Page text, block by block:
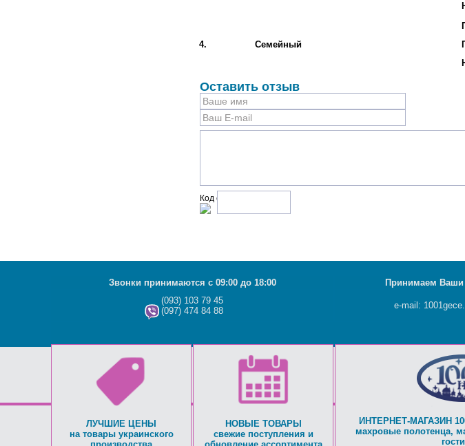
4. Семейный
Оставить отзыв
Код с рисунка:
Звонки принимаются с 09:00 до 18:00 Принимаем Ваши
(093) 103 79 45
(097) 474 84 88
e-mail:
ЛУЧШИЕ ЦЕНЫ
на товары украинского
НОВЫЕ ТОВАРЫ
свежие поступления и
ИНТЕРНЕТ-МАГАЗИН
махровые полотенца,